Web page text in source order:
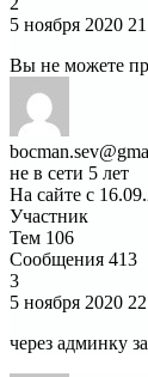
5 ноября 2020
Вы не можете
не в сети 5 лет
На сайте с
Участник
Тем 106
Сообщения 413
3
5 ноября 2020
через админку